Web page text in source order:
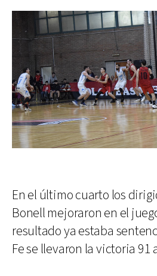
En el último cuarto los
Bonell mejoraron en el
resultado ya estaba
Fe se llevaron la victoria 91